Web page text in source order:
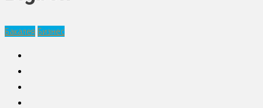
Бакалея Бизнес